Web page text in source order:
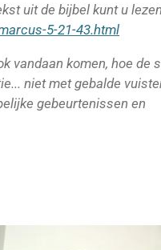
uit de bijbel kunt u
5-21-43.html
vandaan komen, hoe de
niet met gebalde
gebeurtenissen en